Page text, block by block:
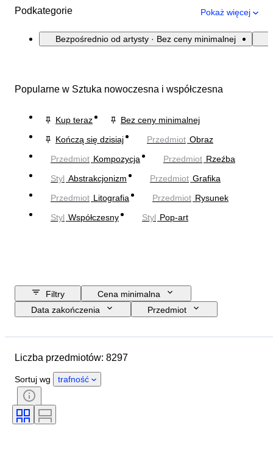
Podkategorie Pokaż więcej
Bezpośrednio od artysty · Bez ceny minimalnej
Popularne w Sztuka nowoczesna i współczesna
Kup teraz
Bez ceny minimalnej
Kończą się dzisiaj
Przedmiot Obraz
Przedmiot Kompozycja Przedmiot Rzeźba
Styl Abstrakcjonizm Przedmiot Grafika
Przedmiot Litografia Przedmiot Rysunek
Styl Współczesny Styl Pop-art
Filtry
Cena minimalna
Data zakończenia
Przedmiot
Lokalizacja
Tematyka
Okres
Sprzedawane przez
Liczba przedmiotów: 8297
Sortuj wg trafność